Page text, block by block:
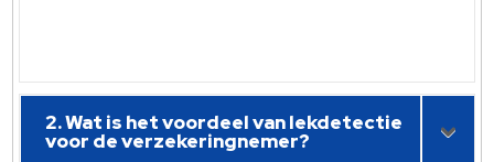
2. Wat is het voordeel van lekdetectie
voor de verzekeringnemer?